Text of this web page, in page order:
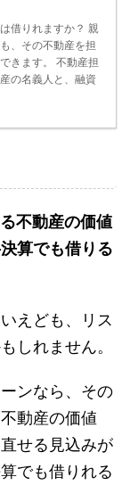
借りれますか？ 親
、その不動産を担
きます。 不動産担
の名義人と、融資
不動産の価値
算でも借りる
えども、リス
しれません。
ンなら、その
動産の価値
せる見込みが
でも借りれる